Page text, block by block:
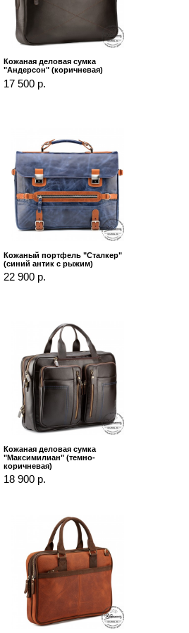
Кожаная деловая сумка
"Андерсон" (коричневая)
17 500 р.
Кожаный портфель "Сталкер"
(синий антик с рыжим)
22 900 р.
Кожаная деловая сумка
"Максимилиан" (темно-
коричневая)
18 900 р.